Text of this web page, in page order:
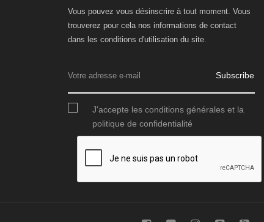
Vous pouvez vous désinscrire à tout moment. Vous
trouverez pour cela nos informations de contact
dans les conditions d'utilisation du site.
Subscribe
J'accepte les conditions générales et la
politique de confidentialité